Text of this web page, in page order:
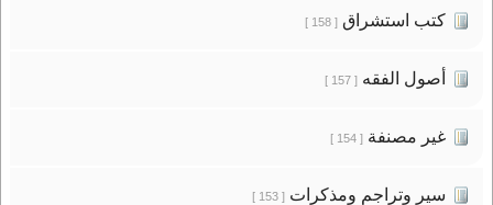
كتب استشراق[ 158 ]
أصول الفقه[ 157 ]
غير مصنفة[ 154 ]
سير وتراجم ومذكرات[ 153 ]